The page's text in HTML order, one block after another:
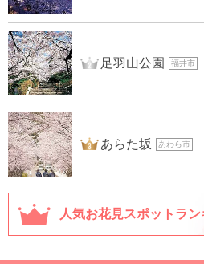
2位 足羽山公園 福井市
3位あらた坂 あわら市
人気お花見スポットラ